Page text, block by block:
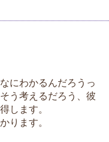
にわかるんだろうっ
う考えるだろう、彼
します。
ります。